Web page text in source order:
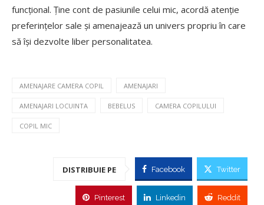
funcțional. Ține cont de pasiunile celui mic, acordă atenție
preferințelor sale și amenajează un univers propriu în care
să își dezvolte liber personalitatea.
AMENAJARE CAMERA COPIL AMENAJARI
AMENAJARI LOCUINTA BEBELUS CAMERA COPILULUI
COPIL MIC
DISTRIBUIE PE Facebook Twitter
Pinterest Linkedin Reddit